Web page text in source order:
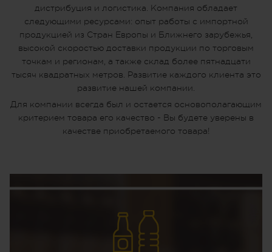
дистрибуция и логистика. Компания обладает
следующими ресурсами: опыт работы с импортной
продукцией из Стран Европы и Ближнего зарубежья,
высокой скоростью доставки продукции по торговым
точкам и регионам, а также склад более пятнадцати
тысяч квадратных метров. Развитие каждого клиента это
развитие нашей компании.
Для компании всегда был и остается основополагающим
критерием товара его качество - Вы будете уверены в
качестве приобретаемого товара!